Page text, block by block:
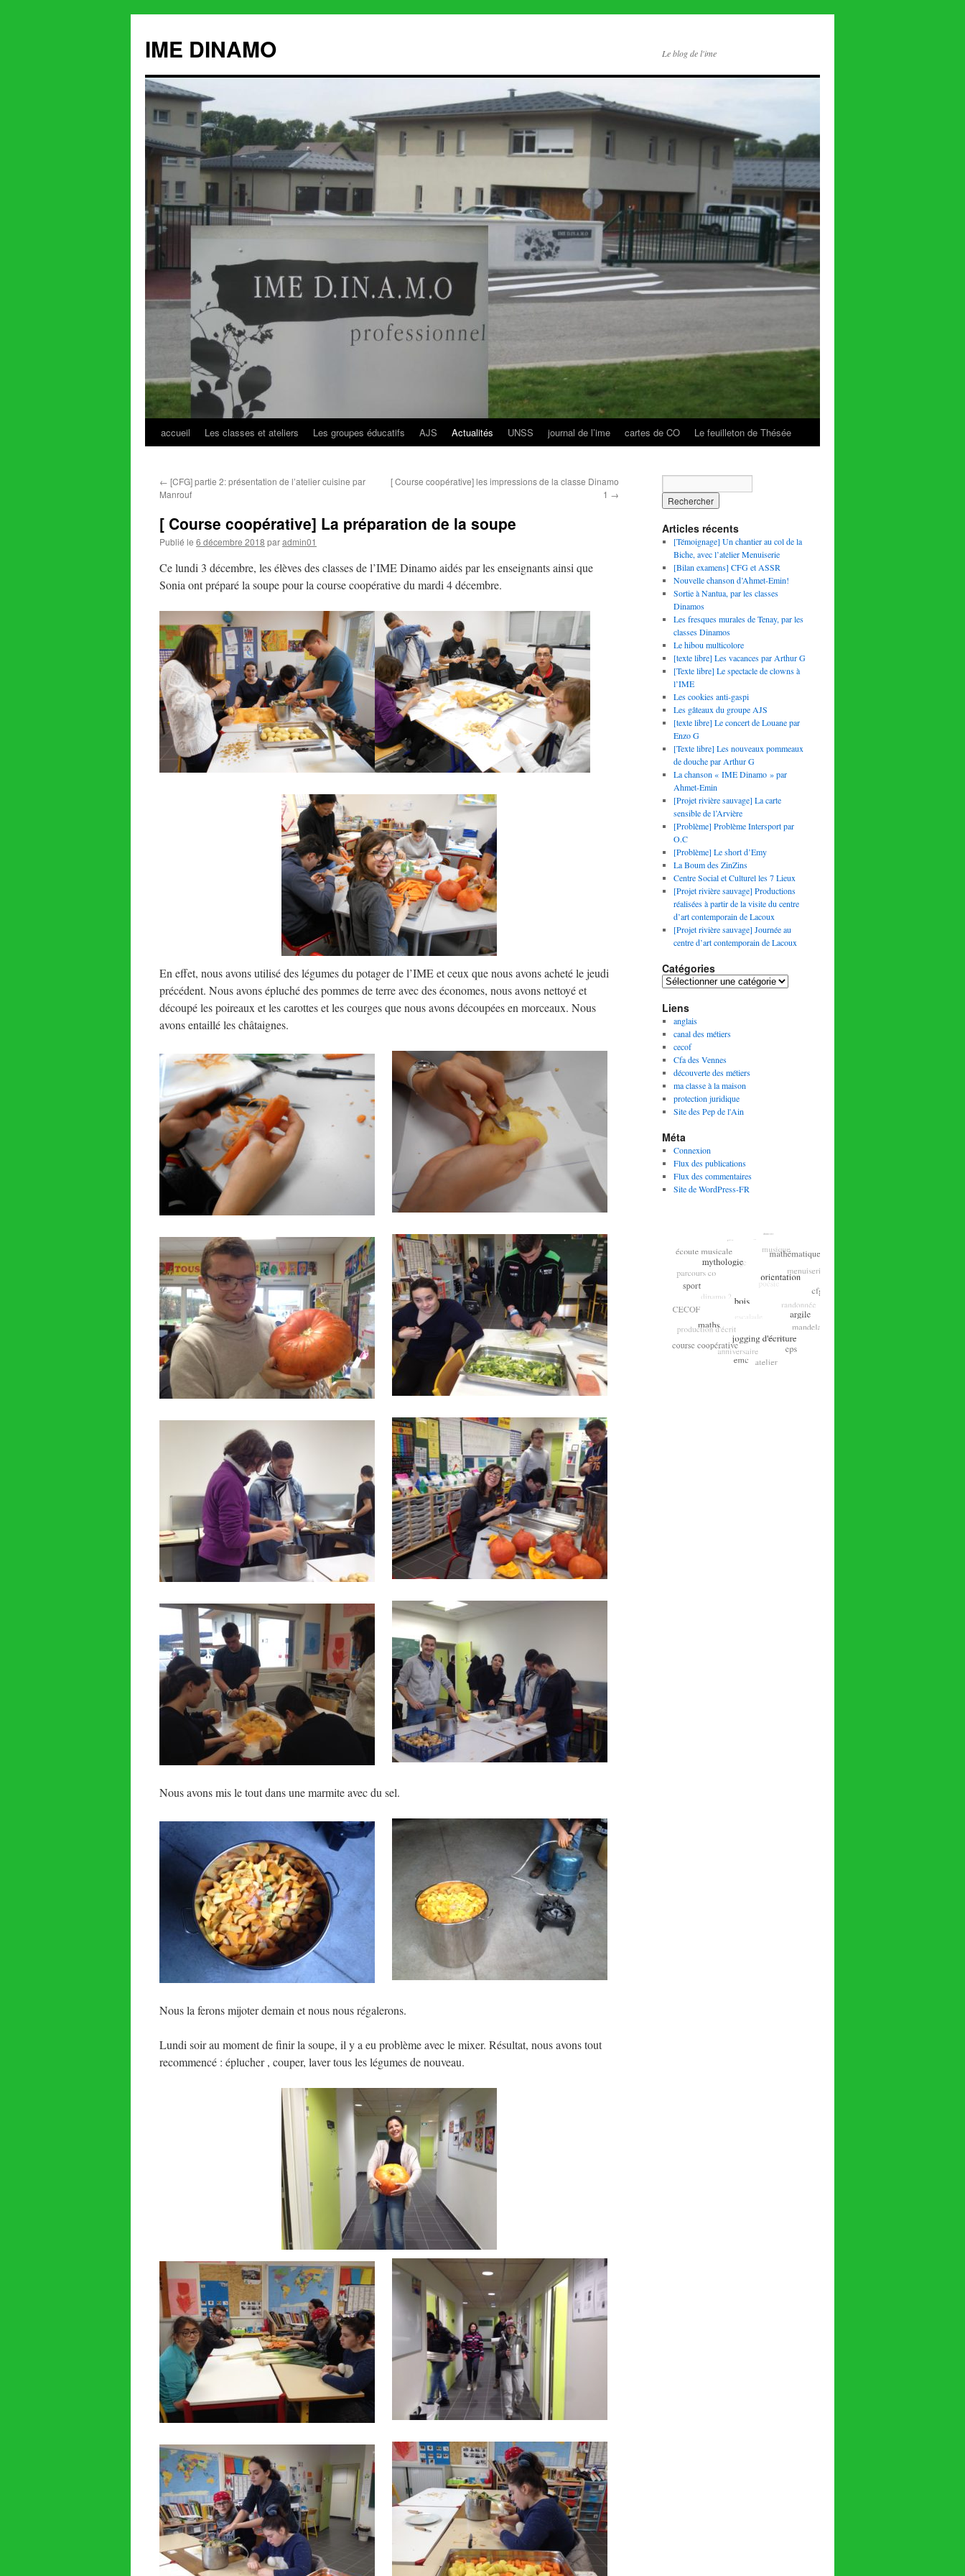
IME DINAMO Le blog de l'ime
Aller
contenu
accueil Les classes et ateliers Les groupes éducatifs AJS Actualités UNSS journal de l’ime cartes de CO Le feuilleton de Thésée
← [CFG] partie 2: présentation de l’atelier cuisine par
Manrouf
[ Course coopérative] les impressions de la classe Dinamo
1 →
[ Course coopérative] La préparation de la soupe
Publié le 6 décembre 2018 paradmin01
Ce lundi 3 décembre, les élèves des classes de l’IME Dinamo aidés par les enseignants ainsi que
Sonia ont préparé la soupe pour la course coopérative du mardi 4 décembre.
En effet, nous avons utilisé des légumes du potager de l’IME et ceux que nous avons acheté le jeudi
précédent. Nous avons épluché des pommes de terre avec des économes, nous avons nettoyé et
découpé les poireaux et les carottes et les courges que nous avons découpées en morceaux. Nous
avons entaillé les châtaignes.
Nous avons mis le tout dans une marmite avec du sel.
Nous la ferons mijoter demain et nous nous régalerons.
Lundi soir au moment de finir la soupe, il y a eu problème avec le mixer. Résultat, nous avons tout
recommencé : éplucher , couper, laver tous les légumes de nouveau.
Articles récents
[Témoignage] Un chantier au col de la
Biche, avec l’atelier Menuiserie
[Bilan examens] CFG et ASSR
Nouvelle chanson d’Ahmet-Emin!
Sortie à Nantua, par les classes
Dinamos
Les fresques murales de Tenay, par les
classes Dinamos
Le hibou multicolore
[texte libre] Les vacances par Arthur G
[Texte libre] Le spectacle de clowns à
l’IME
Les cookies anti-gaspi
Les gâteaux du groupe AJS
[texte libre] Le concert de Louane par
Enzo G
[Texte libre] Les nouveaux pommeaux
de douche par Arthur G
La chanson « IME Dinamo » par
Ahmet-Emin
[Projet rivière sauvage] La carte
sensible de l’Arvière
[Problème] Problème Intersport par
O.C
[Problème] Le short d’Emy
La Boum des ZinZins
Centre Social et Culturel les 7 Lieux
[Projet rivière sauvage] Productions
réalisées à partir de la visite du centre
d’art contemporain de Lacoux
[Projet rivière sauvage] Journée au
centre d’art contemporain de Lacoux
Catégories
Catégories
Liens
anglais
canal des métiers
cecof
Cfa des Vennes
découverte des métiers
ma classe à la maison
protection juridique
Site des Pep de l'Ain
Méta
Connexion
Flux des publications
Flux des commentaires
Site de WordPress-FR